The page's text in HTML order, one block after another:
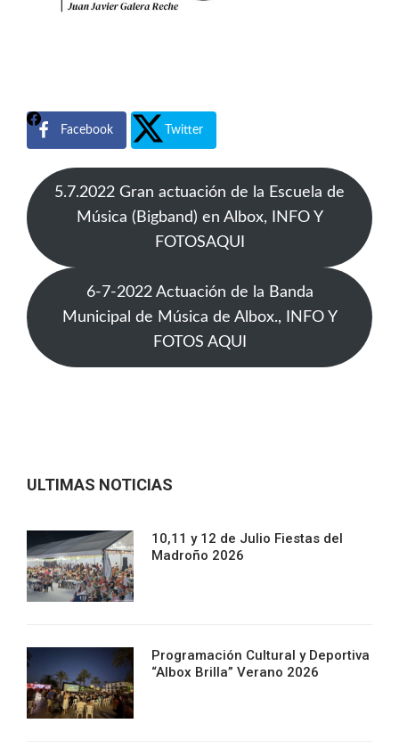
Facebook Twitter
5.7.2022 Gran actuación de la Escuela de
Música (Bigband) en Albox, INFO Y
FOTOSAQUI
6-7-2022 Actuación de la Banda
Municipal de Música de Albox., INFO Y
FOTOS AQUI
ULTIMAS NOTICIAS
10,11 y 12 de Julio Fiestas del
Madroño 2026
Programación Cultural y Deportiva
“Albox Brilla” Verano 2026